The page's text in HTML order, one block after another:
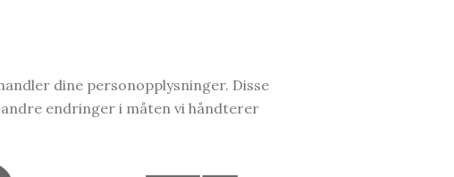
dine personopplysninger. Disse
endringer i måten vi håndterer